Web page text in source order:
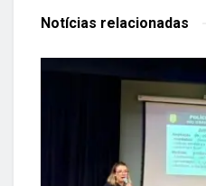
Notícias relacionadas